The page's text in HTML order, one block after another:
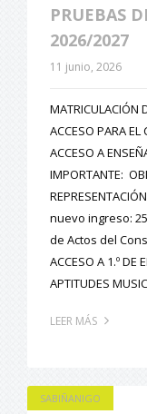
PRUEBAS
2026/2027
11 junio, 2026
MATRICULACIÓN
ACCESO PARA
ACCESO A
IMPORTANTE:
nuevo ingreso: 25
de Actos del
ACCESO A 1.º DE
APTITUDES
LEER MÁS
SABIÑANIGO